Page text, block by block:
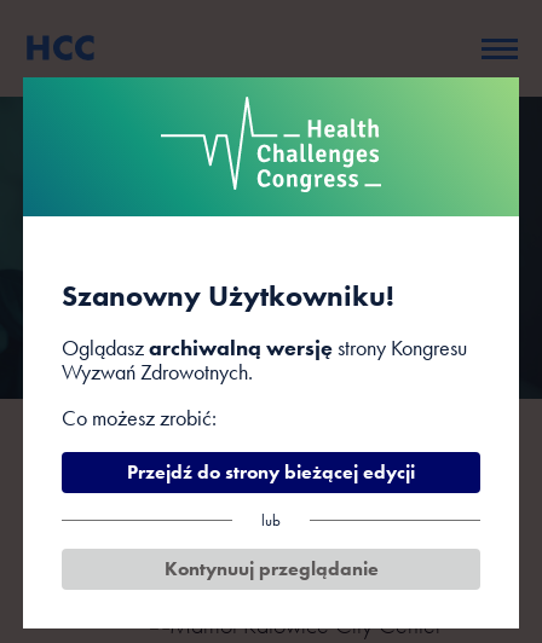
Zachęcamy do skorzystania z usług hoteli,
które przygotowały specjalną ofertę dla
uczestników VII Kongresu Wyzwań
Szanowny Użytkowniku!
Oglądaszarchiwalną wersjęstrony Kongresu
Wyzwań Zdrowotnych.
Co możesz zrobić:
Przejdź do strony bieżącej edycji
lub
Kontynuuj przeglądanie